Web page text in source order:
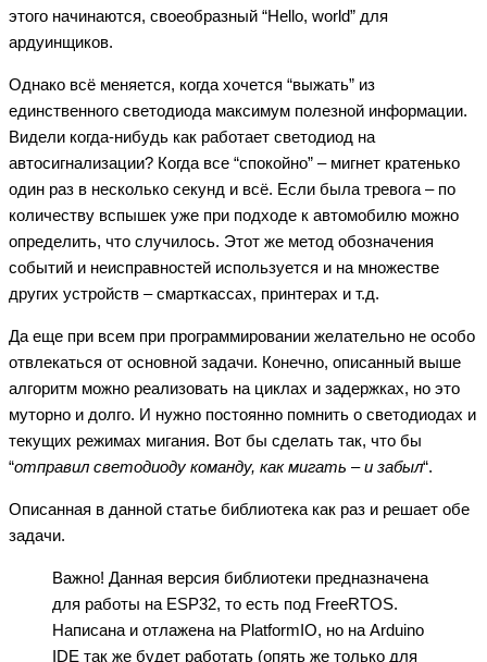
этого начинаются, своеобразный “Hello, world” для
ардуинщиков.
Однако всё меняется, когда хочется “выжать” из
единственного светодиода максимум полезной информации.
Видели когда-нибудь как работает светодиод на
автосигнализации? Когда все “спокойно” – мигнет кратенько
один раз в несколько секунд и всё. Если была тревога – по
количеству вспышек уже при подходе к автомобилю можно
определить, что случилось. Этот же метод обозначения
событий и неисправностей используется и на множестве
других устройств – смарткассах, принтерах и т.д.
Да еще при всем при программировании желательно не особо
отвлекаться от основной задачи. Конечно, описанный выше
алгоритм можно реализовать на циклах и задержках, но это
муторно и долго. И нужно постоянно помнить о светодиодах и
текущих режимах мигания. Вот бы сделать так, что бы
“отправил светодиоду команду, как мигать – и забыл“.
Описанная в данной статье библиотека как раз и решает обе
задачи.
Важно! Данная версия библиотеки предназначена
для работы на ESP32, то есть под FreeRTOS.
Написана и отлажена на PlatformIO, но на Arduino
IDE так же будет работать (опять же только для